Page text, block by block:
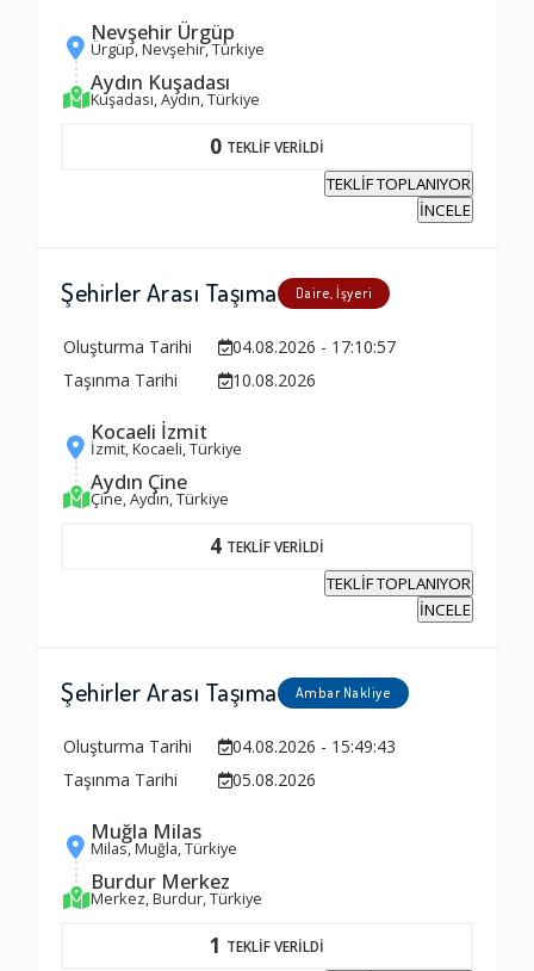
Nevşehir Ürgüp
Ürgüp, Nevşehir, Türkiye
Aydın Kuşadası
Kuşadası, Aydın, Türkiye
0 TEKLİF VERİLDİ
TEKLİF TOPLANIYOR
İNCELE
Şehirler Arası Taşıma Daire, İşyeri
Oluşturma Tarihi
04.08.2026 - 17:10:57
Taşınma Tarihi
10.08.2026
Kocaeli İzmit
İzmit, Kocaeli, Türkiye
Aydın Çine
Çine, Aydın, Türkiye
4 TEKLİF VERİLDİ
TEKLİF TOPLANIYOR
İNCELE
Şehirler Arası Taşıma Ambar Nakliye
Oluşturma Tarihi
04.08.2026 - 15:49:43
Taşınma Tarihi
05.08.2026
Muğla Milas
Milas, Muğla, Türkiye
Burdur Merkez
Merkez, Burdur, Türkiye
1 TEKLİF VERİLDİ
Ambalajlama Hizmeti
Firma ile İletişim
1.0
Zamanlama
Firma Çalışanları
Fiyatlandırma Dengesi